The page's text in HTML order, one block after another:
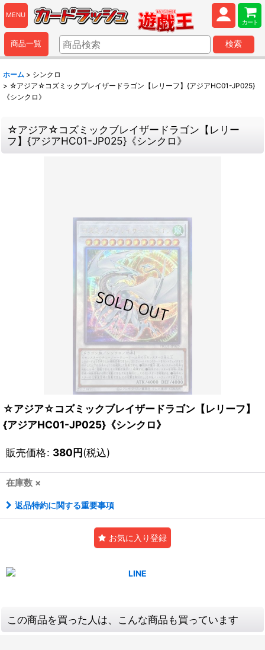
MENU
カート
商品一覧 検索
ホーム > シンクロ
> ☆アジア☆コズミックブレイザードラゴン【レリーフ】{アジアHC01-JP025}
《シンクロ》
☆アジア☆コズミックブレイザードラゴン【レリー
フ】{アジアHC01-JP025}《シンクロ》
☆アジア☆コズミックブレイザードラゴン【レリーフ】
{アジアHC01-JP025}《シンクロ》
販売価格: 380円(税込)
在庫数 ×
返品特約に関する重要事項
お気に入り登録
この商品を買った人は、こんな商品も買っています